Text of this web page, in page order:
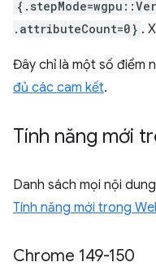
.attributeCount=0} .
Đây chỉ là một số điểm
đủ các cam kết.
Tính năng mới
Danh sách mọi nội
Tính năng mới trong
Chrome 149-150